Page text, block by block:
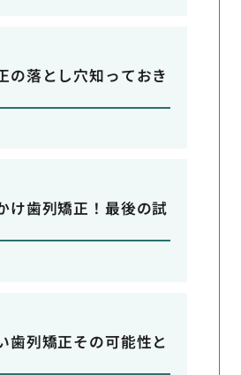
の落とし穴知っておき
け歯列矯正！最後の試
歯列矯正その可能性と